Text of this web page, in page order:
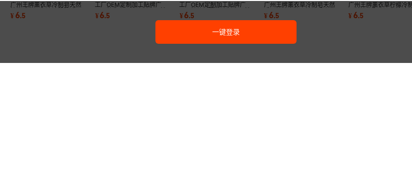
广州王牌薰衣草冷制皂天然
植物成分温和清洁肌肤手工
制作散发迷人
¥6.5
工厂OEM定制加工贴牌广
州王牌乳木果油冷制皂天然
植物配方温和清
¥6.5
工厂OEM定制加工贴牌广
州王牌桉树薄荷冷制皂天然
成分手工制作温
¥6.5
广州王牌薰衣草冷制皂天然
手工精油皂洁面沐浴香皂薰
衣草香味舒缓
¥6.5
广州王牌薰衣草柠檬冷
天然植物配方温和清洁
源头工厂生产
¥6.5
一键登录